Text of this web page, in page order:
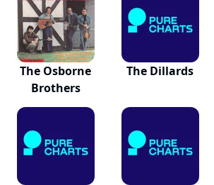
The Osborne
Brothers
The Dillards